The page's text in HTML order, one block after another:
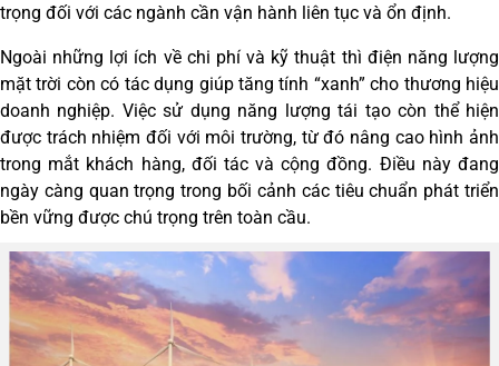
trọng đối với các ngành cần vận hành liên tục và ổn định.
Ngoài những lợi ích về chi phí và kỹ thuật thì điện năng lượng
mặt trời còn có tác dụng giúp tăng tính “xanh” cho thương hiệu
doanh nghiệp. Việc sử dụng năng lượng tái tạo còn thể hiện
được trách nhiệm đối với môi trường, từ đó nâng cao hình ảnh
trong mắt khách hàng, đối tác và cộng đồng. Điều này đang
ngày càng quan trọng trong bối cảnh các tiêu chuẩn phát triển
bền vững được chú trọng trên toàn cầu.